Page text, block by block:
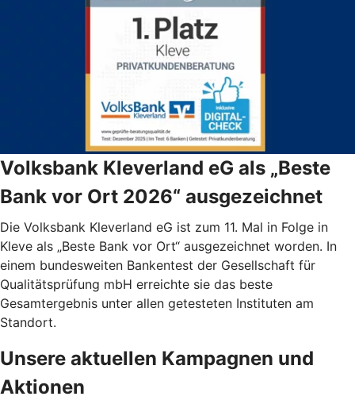
Volksbank Kleverland eG als „Beste
Bank vor Ort 2026“ ausgezeichnet
Die Volksbank Kleverland eG ist zum 11. Mal in Folge in
Kleve als „Beste Bank vor Ort“ ausgezeichnet worden. In
einem bundesweiten Bankentest der Gesellschaft für
Qualitätsprüfung mbH erreichte sie das beste
Gesamtergebnis unter allen getesteten Instituten am
Standort.
Unsere aktuellen Kampagnen und
Aktionen